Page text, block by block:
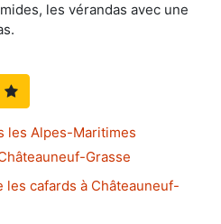
les vérandas avec une
les Alpes-Maritimes
Grasse
cafards à Châteauneuf-